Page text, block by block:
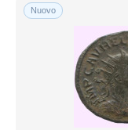
Nuovo